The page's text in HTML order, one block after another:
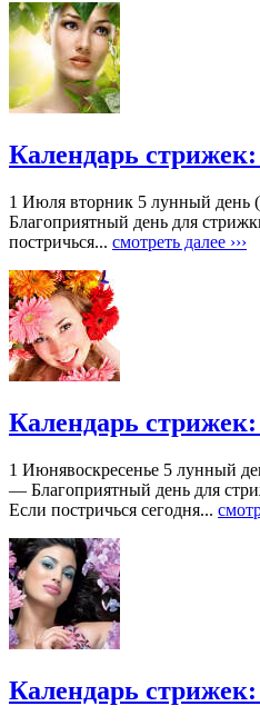
Календарь
1 Июля вторник 5 лунный
Благоприятный день для
постричься... смотреть далее ›››
Календарь
1 Июнявоскресенье 5 лунный
— Благоприятный день для
Если постричься сегодня...
Календарь